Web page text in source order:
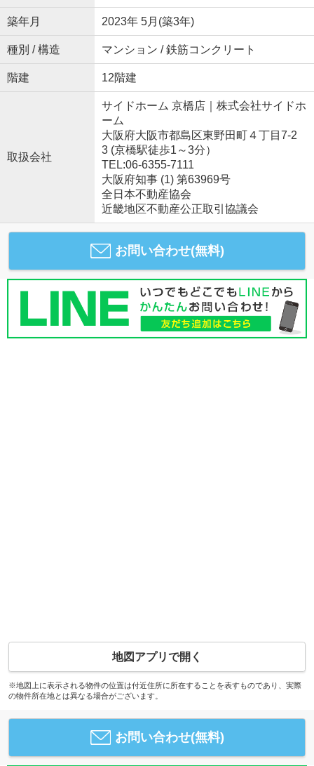
築年月 2023年 5月(築3年)
種別 / 構造 マンション / 鉄筋コンクリート
階建 12階建
取扱会社
サイドホーム 京橋店｜株式会社サイドホ
ーム
大阪府大阪市都島区東野田町４丁目7-2
3 (京橋駅徒歩1～3分）
TEL:06-6355-7111
大阪府知事 (1) 第63969号
全日本不動産協会
近畿地区不動産公正取引協議会
お問い合わせ(無料)
地図アプリで開く
※地図上に表示される物件の位置は付近住所に所在することを表すものであり、実際
の物件所在地とは異なる場合がございます。
お問い合わせ(無料)